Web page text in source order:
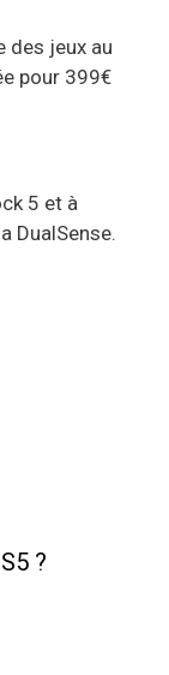
des jeux au
pour 399€
5 et à
DualSense.
?